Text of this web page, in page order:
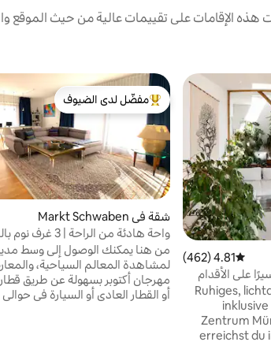
الإقامات على تقييمات عالية من حيث الموقع
متوسط التقييم 4.81 من 5، 462 مراجعات
4.81 (462)
| 3 دقائق سيرًا على الأقدام
Ruhiges,
Zentrum Münchens.
erreichst du
من أبرز البيوت المفضّلة لدى الضيوف
مفضّل لدى الضيوف
شقة في Markt Schwaben
واحة هادئة من الراحة |
ميونيخ
من هنا يمكنك الوصول إلى وسط
لمشاهدة المعالم السياحية،